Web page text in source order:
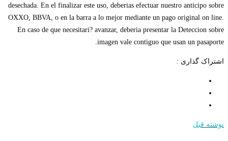
desechada. En el finalizar este uso, deberias efectuar nuestro anticipo sobre
OXXO, BBVA, o en la barra a lo mejor mediante un pago original on line.
En caso de que necesitari? avanzar, deberia presentar la Deteccion sobre
imagen vale contiguo que usan un pasaporte.
اشتراک گذاری :
نوشته قبل